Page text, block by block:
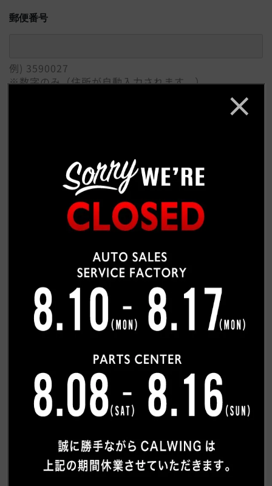
郵便番号
例) 3590027
※数字のみ（住所が自動入力されます。）
例) 埼玉県所沢市
番地 / 建物 / 会社名
希望連絡方法 必須
電話
ご質問内容